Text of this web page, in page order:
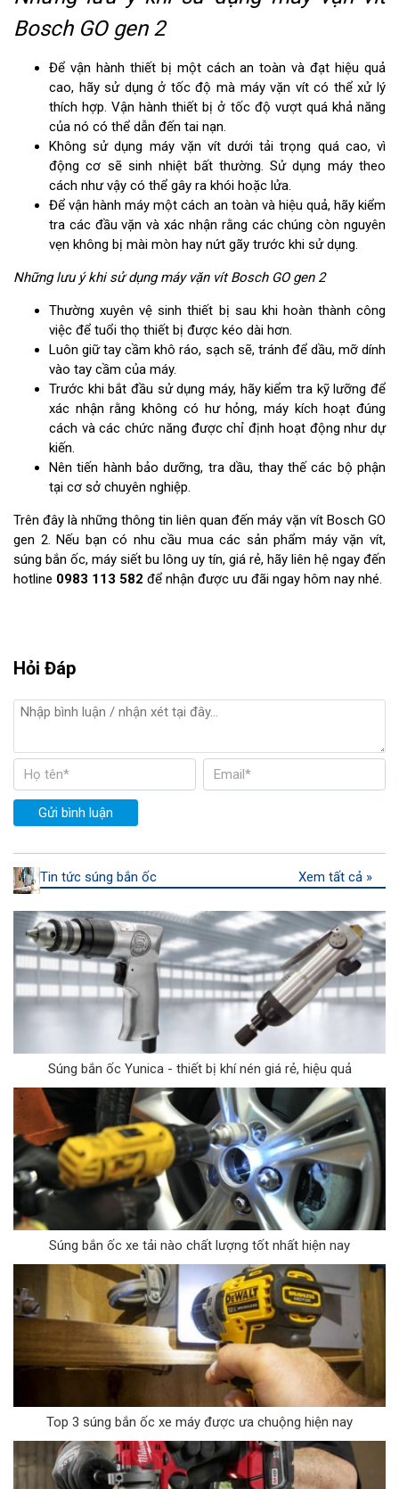
Bosch GO gen 2
Để vận hành thiết bị một cách an toàn và đạt hiệu quả
cao, hãy sử dụng ở tốc độ mà máy vặn vít có thể xử lý
thích hợp. Vận hành thiết bị ở tốc độ vượt quá khả năng
của nó có thể dẫn đến tai nạn.
Không sử dụng máy vặn vít dưới tải trọng quá cao, vì
động cơ sẽ sinh nhiệt bất thường. Sử dụng máy theo
cách như vậy có thể gây ra khói hoặc lửa.
Để vận hành máy một cách an toàn và hiệu quả, hãy kiểm
tra các đầu vặn và xác nhận rằng các chúng còn nguyên
vẹn không bị mài mòn hay nứt gãy trước khi sử dụng.
Những lưu ý khi sử dụng máy vặn vít Bosch GO gen 2
Thường xuyên vệ sinh thiết bị sau khi hoàn thành công
việc để tuổi thọ thiết bị được kéo dài hơn.
Luôn giữ tay cầm khô ráo, sạch sẽ, tránh để dầu, mỡ dính
vào tay cầm của máy.
Trước khi bắt đầu sử dụng máy, hãy kiểm tra kỹ lưỡng để
xác nhận rằng không có hư hỏng, máy kích hoạt đúng
cách và các chức năng được chỉ định hoạt động như dự
kiến.
Nên tiến hành bảo dưỡng, tra dầu, thay thế các bộ phận
tại cơ sở chuyên nghiệp.
Trên đây là những thông tin liên quan đến máy vặn vít Bosch GO
gen 2. Nếu bạn có nhu cầu mua các sản phẩm máy vặn vít,
súng bắn ốc, máy siết bu lông uy tín, giá rẻ, hãy liên hệ ngay đến
hotline 0983 113 582 để nhận được ưu đãi ngay hôm nay nhé.
Hỏi Đáp
Gửi bình luận
Tin tức súng bắn ốc Xem tất cả »
Súng bắn ốc Yunica - thiết bị khí nén giá rẻ, hiệu quả
Súng bắn ốc xe tải nào chất lượng tốt nhất hiện nay
Top 3 súng bắn ốc xe máy được ưa chuộng hiện nay